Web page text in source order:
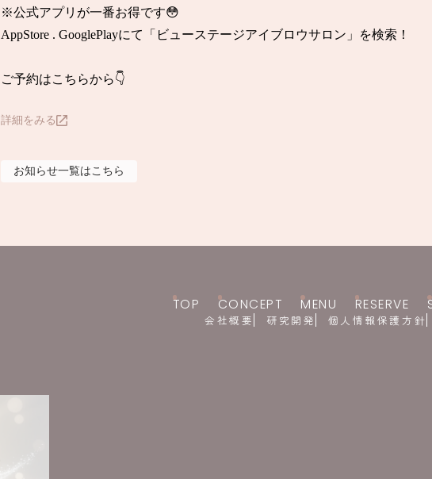
※公式アプリが一番お得です😳
AppStore . GooglePlayにて「ビューステージアイブロウサロン」を検索！
ご予約はこちらから👇
詳細をみる
お知らせ一覧はこちら
TOP CONCEPT MENU RESERVE
会社概要 研究開発 個人情報保護方針